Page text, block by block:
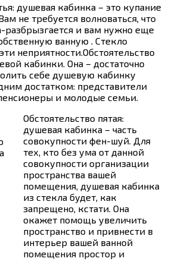
душевая кабинка – это купание
не требуется волноваться, что
разбрызгается и вам нужно еще
ванную . Стекло
неприятности.Обстоятельство
кабинки. Она – достаточно
себе душевую кабинку
достатком: представители
и молодые семьи.
Обстоятельство пятая:
душевая кабинка – часть
совокупности фен-шуй. Для
тех, кто без ума от данной
совокупности организации
пространства вашей
помещения, душевая кабинка
из стекла будет, как
запрещено, кстати. Она
окажет помощь увеличить
пространство и привнести в
интерьер вашей ванной
помещения простор и